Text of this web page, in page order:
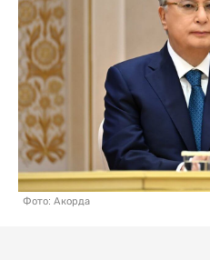
Фото: Акорда